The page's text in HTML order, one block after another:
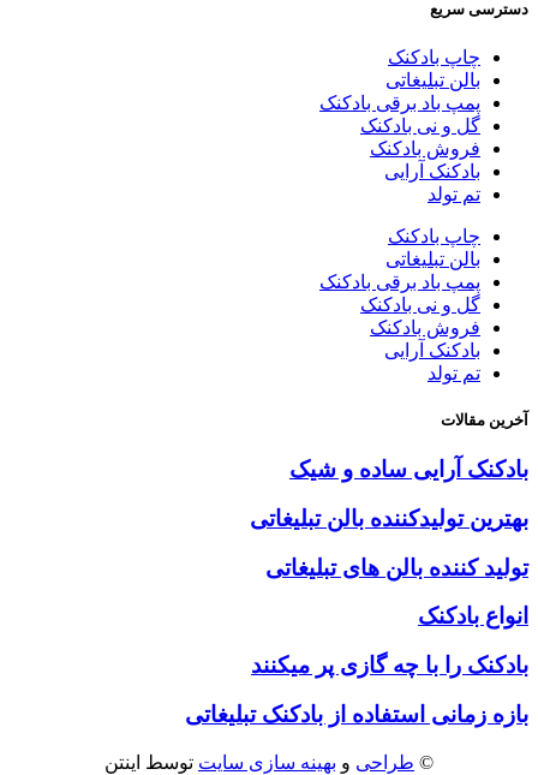
دسترسی سریع
چاپ بادکنک
بالن تبلیغاتی
پمپ باد برقی بادکنک
گل و نی بادکنک
فروش بادکنک
بادکنک آرایی
تم تولد
چاپ بادکنک
بالن تبلیغاتی
پمپ باد برقی بادکنک
گل و نی بادکنک
فروش بادکنک
بادکنک آرایی
تم تولد
آخرین مقالات
بادکنک آرایی ساده و شیک
بهترین تولیدکننده بالن تبلیغاتی
تولید کننده بالن های تبلیغاتی
انواع بادکنک
بادکنک را با چه گازی پر میکنند
بازه زمانی استفاده از بادکنک تبلیغاتی
© طراحی و بهینه سازی سایت توسط اینتن